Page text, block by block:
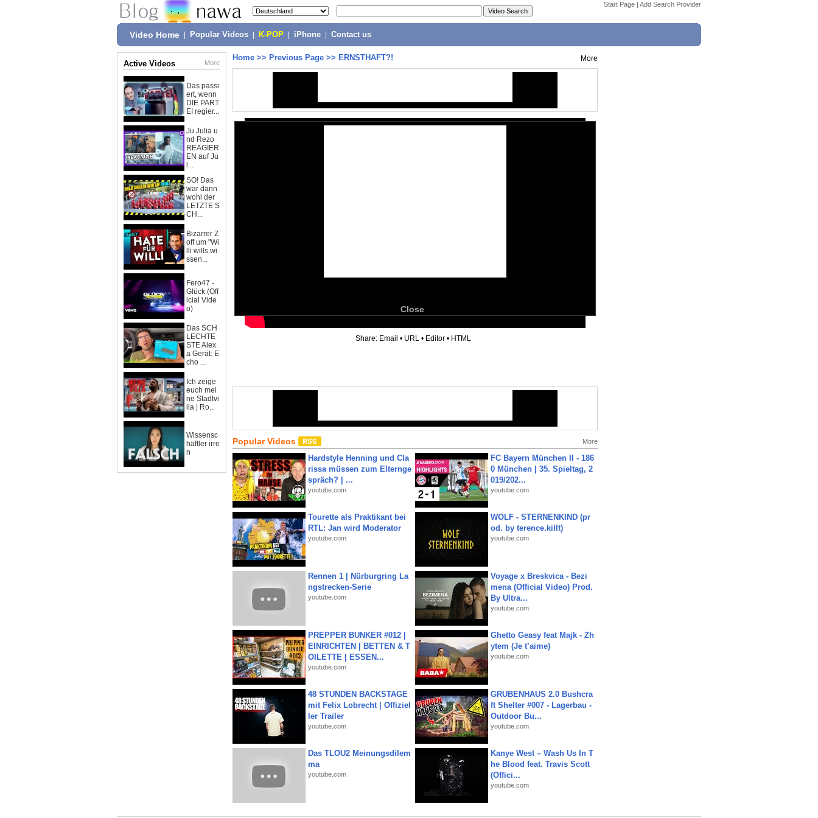
Start Page | Add Search Provider
Video Home Popular Videos K-POP iPhone Contact us
Active Videos More
Das passi
ert, wenn
DIE PART
EI regier...
Ju Julia u
nd Rezo
REAGIER
EN auf Ju
l...
SO! Das
war dann
wohl der
LETZTE S
CH...
Bizarrer Z
off um "Wi
lli wills wi
ssen...
Fero47 -
Glück (Off
icial Vide
o)
Das SCH
LECHTE
STE Alex
a Gerät: E
cho ...
Ich zeige
euch mei
ne Stadtvi
lla | Ro...
Wissensc
haftler irre
n
Home >> Previous Page >> ERNSTHAFT?! More
Close
Share: Email • URL • Editor • HTML
Popular Videos More
Hardstyle Henning und Cla
rissa müssen zum Elternge
spräch? | ...
youtube.com
FC Bayern München II - 186
0 München | 35. Spieltag, 2
019/202...
youtube.com
Tourette als Praktikant bei
RTL: Jan wird Moderator
youtube.com
WOLF - STERNENKIND (pr
od. by terence.killt)
youtube.com
Rennen 1 | Nürburgring La
ngstrecken-Serie
youtube.com
Voyage x Breskvica - Bezi
mena (Official Video) Prod.
By Ultra...
youtube.com
PREPPER BUNKER #012 |
EINRICHTEN | BETTEN & T
OILETTE | ESSEN...
youtube.com
Ghetto Geasy feat Majk - Zh
ytem (Je t’aime)
youtube.com
48 STUNDEN BACKSTAGE
mit Felix Lobrecht | Offiziel
ler Trailer
youtube.com
GRUBENHAUS 2.0 Bushcra
ft Shelter #007 - Lagerbau -
Outdoor Bu...
youtube.com
Das TLOU2 Meinungsdilem
ma
youtube.com
Kanye West – Wash Us In T
he Blood feat. Travis Scott
(Offici...
youtube.com